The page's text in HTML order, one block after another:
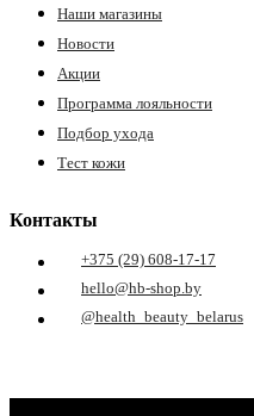
Наши магазины
Новости
Акции
Программа лояльности
Подбор ухода
Тест кожи
Контакты
+375 (29) 608-17-17
hello@hb-shop.by
@health_beauty_belarus